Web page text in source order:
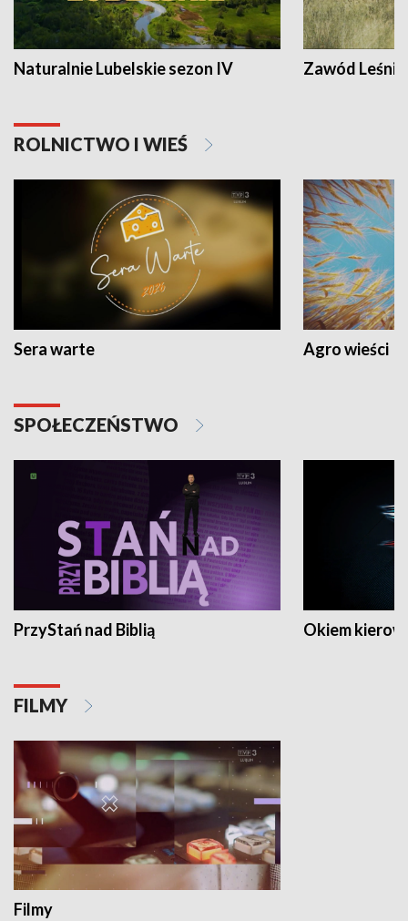
Naturalnie Lubelskie sezon IV Zawód Leśnik
ROLNICTWO I WIEŚ
Sera warte Agro wieści
SPOŁECZEŃSTWO
PrzyStań nad Biblią Okiem
FILMY
Filmy